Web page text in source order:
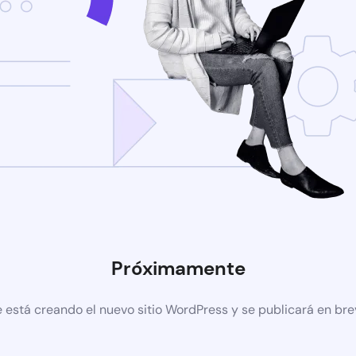
Próximamente
está creando el nuevo sitio WordPress y se publicará en